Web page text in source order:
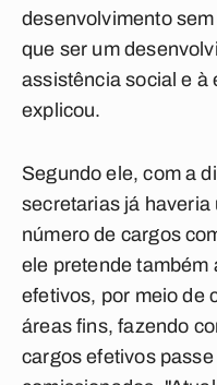
desenvolvimento
que ser um
assistência social e à
explicou.
Segundo ele, com a
secretarias já
número de cargos
ele pretende também
efetivos, por meio de
áreas fins, fazendo
cargos efetivos